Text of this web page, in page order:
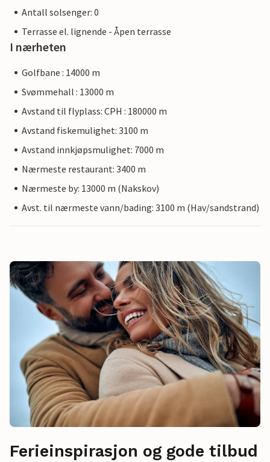
Antall solsenger: 0
Terrasse el. lignende - Åpen terrasse
I nærheten
Golfbane : 14000 m
Svømmehall : 13000 m
Avstand til flyplass: CPH : 180000 m
Avstand fiskemulighet: 3100 m
Avstand innkjøpsmulighet: 7000 m
Nærmeste restaurant: 3400 m
Nærmeste by: 13000 m (Nakskov)
Avst. til nærmeste vann/bading: 3100 m (Hav/sandstrand)
Ferieinspirasjon og gode tilbud